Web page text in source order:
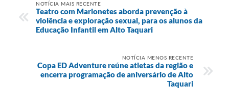
NOTÍCIA MAIS RECENTE
Teatro com Marionetes aborda prevenção à
violência e exploração sexual, para os alunos da
Educação Infantil em Alto Taquari
NOTÍCIA MENOS RECENTE
Copa ED Adventure reúne atletas da região e
encerra programação de aniversário de Alto
Taquari